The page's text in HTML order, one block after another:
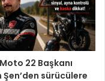
22 Başkanı
Şen’den sürücülere